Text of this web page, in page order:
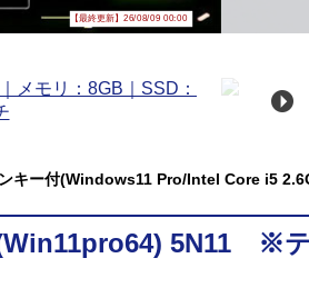
【最終更新】26/08/09 00:00
ー付(Windows11 Pro/Intel Core i5
5N11 ※